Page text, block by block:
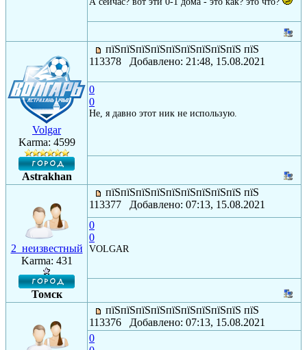
Volgar
Karma: 4599
Astrakhan
пїЅпїЅпїЅпїЅпїЅпїЅпїЅпїЅпїЅ пїЅ
113378 Добавлено: 21:48, 15.08.2021
0
0
Не, я давно этот ник не использую.
2_неизвестный
Karma: 431
Томск
пїЅпїЅпїЅпїЅпїЅпїЅпїЅпїЅпїЅ пїЅ
113377 Добавлено: 07:13, 15.08.2021
0
0
VOLGAR
пїЅпїЅпїЅпїЅпїЅпїЅпїЅпїЅпїЅ пїЅ
113376 Добавлено: 07:13, 15.08.2021
0